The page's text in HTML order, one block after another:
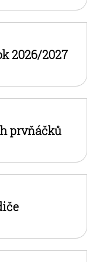
2026/2027
prvňáčků